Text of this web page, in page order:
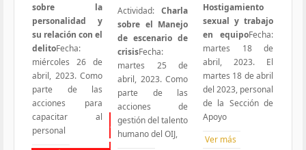
Todas las Iniciativas
sobre la
personalidad y
su relación con el
delitoFecha:
miércoles 26 de
abril, 2023. Como
parte de las
acciones para
capacitar al
personal
Actividad:Charla
sobre el Manejo
de escenario de
crisisFecha:
martes 25 de
abril, 2023. Como
parte de las
acciones de
gestión del talento
humano del OIJ,
Hostigamiento
sexual y trabajo
en equipoFecha:
martes 18 de
abril, 2023. El
martes 18 de abril
del 2023, personal
de la Sección de
Apoyo
Ver más